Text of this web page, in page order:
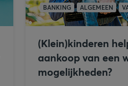
BANKING ALGEMEEN
(Klein)kinderen
aankoop van een
mogelijkheden?